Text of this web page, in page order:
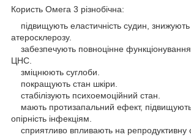
Користь Омега 3 різнобічна:
підвищують еластичність судин, знижують
атеросклерозу.
забезпечують повноцінне функціонування
ЦНС.
зміцнюють суглоби.
покращують стан шкіри.
стабілізують психоемоційний стан.
мають протизапальний ефект, підвищують
опірність інфекціям.
сприятливо впливають на репродуктивну